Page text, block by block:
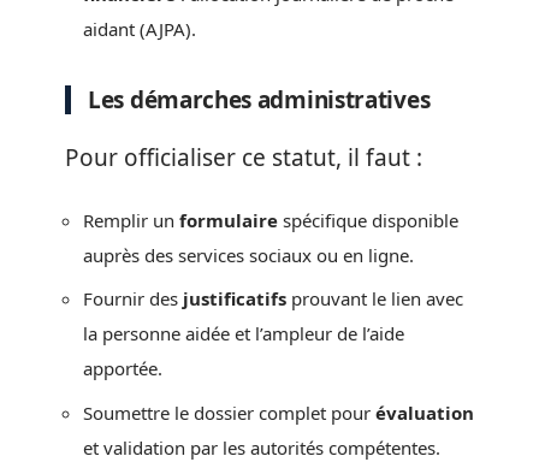
aidant (AJPA).
Les démarches administratives
Pour officialiser ce statut, il faut :
Remplir un formulaire spécifique disponible
auprès des services sociaux ou en ligne.
Fournir des justificatifs prouvant le lien avec
la personne aidée et l’ampleur de l’aide
apportée.
Soumettre le dossier complet pour évaluation
et validation par les autorités compétentes.